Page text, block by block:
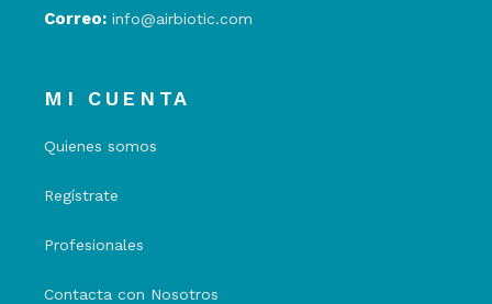
Correo: info@airbiotic.com
MI CUENTA
Quienes somos
Regístrate
Profesionales
Contacta con Nosotros